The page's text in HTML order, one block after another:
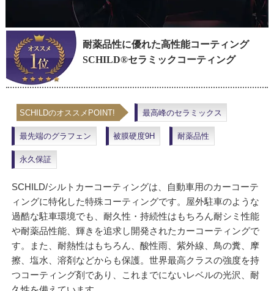
耐薬品性に優れた高性能コーティング
SCHILD®セラミックコーティング
SCHILDのオススメPOINT! 最高峰のセラミックス
最先端のグラフェン 被膜硬度9H 耐薬品性
永久保証
SCHILD/シルトカーコーティングは、自動車用のカーコーテ
ィングに特化した特殊コーティングです。屋外駐車のような
過酷な駐車環境でも、耐久性・持続性はもちろん耐シミ性能
や耐薬品性能、輝きを追求し開発されたカーコーティングで
す。また、耐熱性はもちろん、酸性雨、紫外線、鳥の糞、摩
擦、塩水、溶剤などからも保護。世界最高クラスの強度を持
つコーティング剤であり、これまでにないレベルの光沢、耐